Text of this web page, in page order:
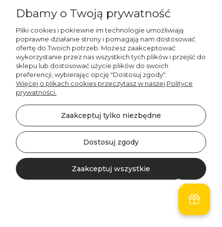
Do koszyka
Firana SPRING wzór
Koszyk
Dbamy o Twoją prywatność
Pliki cookies i pokrewne im technologie umożliwiają
poprawne działanie strony i pomagają nam dostosować
ofertę do Twoich potrzeb. Możesz zaakceptować
wykorzystanie przez nas wszystkich tych plików i przejść do
sklepu lub dostosować użycie plików do swoich
preferencji, wybierając opcję "Dostosuj zgody".
Więcej o plikach cookies przeczytasz w naszej Polityce
prywatności.
Zaakceptuj tylko niezbędne
Dostosuj zgody
Zaakceptuj wszystkie